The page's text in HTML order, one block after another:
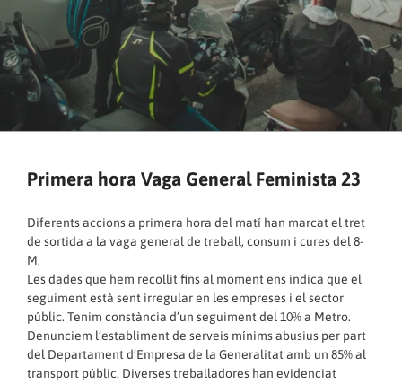
Primera hora Vaga General Feminista 23
Diferents accions a primera hora del matí han marcat el tret
de sortida a la vaga general de treball, consum i cures del 8-
M.
Les dades que hem recollit fins al moment ens indica que el
seguiment està sent irregular en les empreses i el sector
públic. Tenim constància d’un seguiment del 10% a Metro.
Denunciem l’establiment de serveis mínims abusius per part
del Departament d’Empresa de la Generalitat amb un 85% al
transport públic. Diverses treballadores han evidenciat